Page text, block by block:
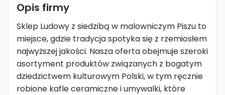
Opis firmy
Sklep Ludowy z siedzibą w malowniczym Piszu to
miejsce, gdzie tradycja spotyka się z rzemiosłem
najwyższej jakości. Nasza oferta obejmuje szeroki
asortyment produktów związanych z bogatym
dziedzictwem kulturowym Polski, w tym ręcznie
robione kafle ceramiczne i umywalki, które